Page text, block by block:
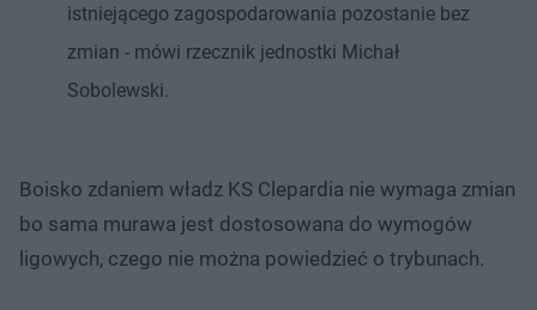
istniejącego zagospodarowania pozostanie bez
zmian - mówi rzecznik jednostki Michał
Sobolewski.
Boisko zdaniem władz KS Clepardia nie wymaga zmian
bo sama murawa jest dostosowana do wymogów
ligowych, czego nie można powiedzieć o trybunach.